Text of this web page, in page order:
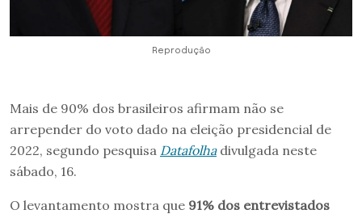
Reprodução
Mais de 90% dos brasileiros afirmam não se
arrepender do voto dado na eleição presidencial de
2022, segundo pesquisa Datafolhadivulgada neste
sábado, 16.
O levantamento mostra que 91% dos entrevistados